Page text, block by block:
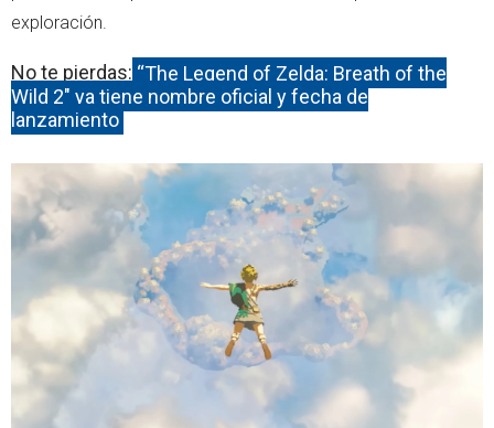
exploración.
No te pierdas: “The Legend of Zelda: Breath of the
Wild 2" ya tiene nombre oficial y fecha de
lanzamiento